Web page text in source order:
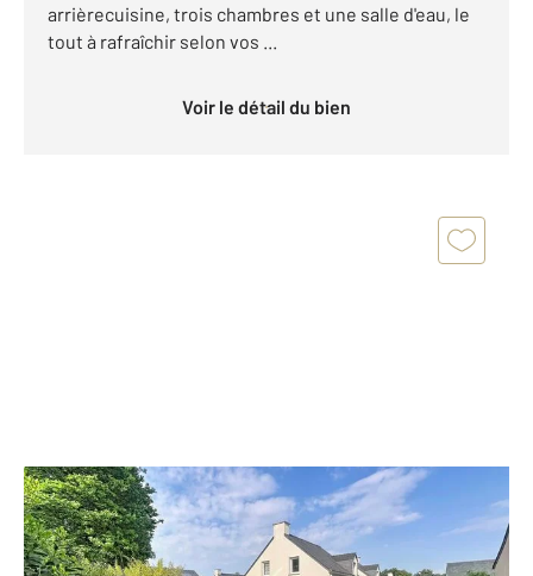
arrièrecuisine, trois chambres et une salle d'eau, le
tout à rafraîchir selon vos ...
Voir le détail du bien
PLOEREN 56
108,56 m2, 5 pièces
Ref : 1348